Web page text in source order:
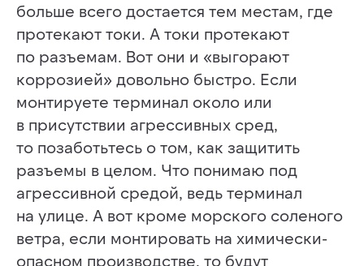
больше всего достается тем местам, где
протекают токи. А токи протекают
по разъемам. Вот они и «выгорают
коррозией» довольно быстро. Если
монтируете терминал около или
в присутствии агрессивных сред,
то позаботьтесь о том, как защитить
разъемы в целом. Что понимаю под
агрессивной средой, ведь терминал
на улице. А вот кроме морского соленого
ветра, если монтировать на химически-
опасном производстве, то будут